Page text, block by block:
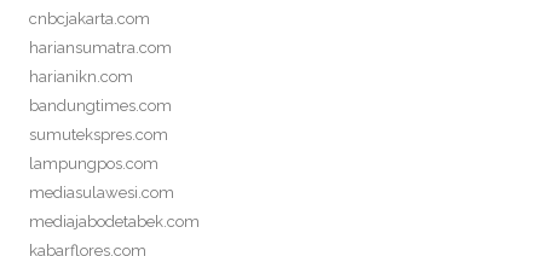
cnbcjakarta.com
hariansumatra.com
harianikn.com
bandungtimes.com
sumutekspres.com
lampungpos.com
mediasulawesi.com
mediajabodetabek.com
kabarflores.com